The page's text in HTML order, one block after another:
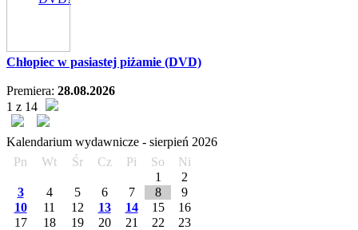
Chłopiec w pasiastej piżamie (DVD)
Premiera: 28.08.2026
1 z 14
Kalendarium wydawnicze - sierpień 2026
Pn
Wt Śr Cz Pi So
Ni
1
2
3
4 5 6 7 8
9
10
11 12 13 14 15
16
17
18 19 20 21 22
23